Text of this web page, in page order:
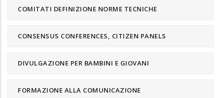
COMITATI DEFINIZIONE NORME TECNICHE
CONSENSUS CONFERENCES, CITIZEN PANELS
DIVULGAZIONE PER BAMBINI E GIOVANI
FORMAZIONE ALLA COMUNICAZIONE